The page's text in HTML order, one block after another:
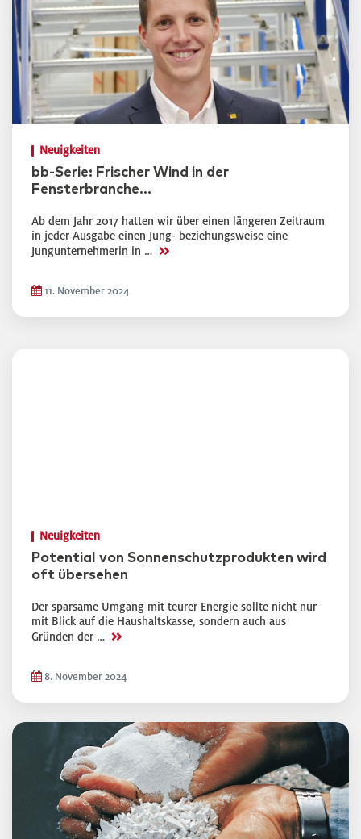
Neuigkeiten
bb-Serie: Frischer Wind in der
Fensterbranche…
Ab dem Jahr 2017 hatten wir über einen längeren Zeitraum
in jeder Ausgabe einen Jung- beziehungsweise eine
Jungunternehmerin in … >>
11. November 2024
Neuigkeiten
Potential von Sonnenschutzprodukten wird
oft übersehen
Der sparsame Umgang mit teurer Energie sollte nicht nur
mit Blick auf die Haushaltskasse, sondern auch aus
Gründen der … >>
8. November 2024